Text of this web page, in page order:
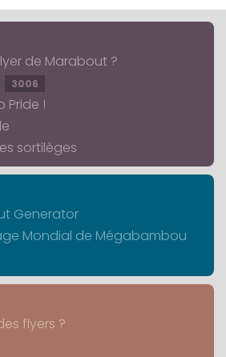
de Marabout ?
3006
Pride !
sortilèges
Generator
Mondial de Mégabambou
flyers ?